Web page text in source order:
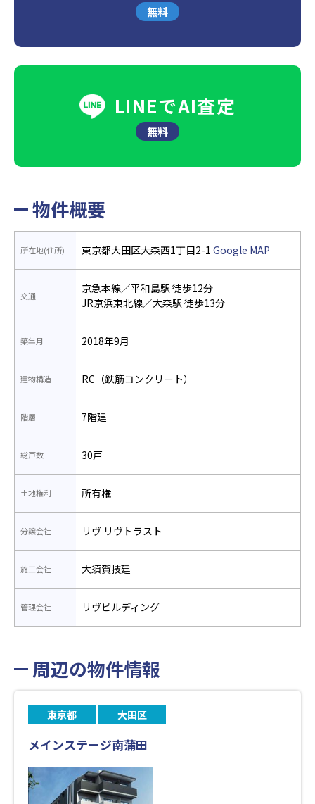
無料
LINEでAI査定
無料
物件概要
所在地(住所) 東京都大田区大森西1丁目2-1 Google MAP
交通
京急本線／平和島駅 徒歩12分
JR京浜東北線／大森駅 徒歩13分
築年月 2018年9月
建物構造 RC（鉄筋コンクリート）
階層 7階建
総戸数 30戸
土地権利 所有権
分譲会社 リヴ リヴトラスト
施工会社 大須賀技建
管理会社 リヴビルディング
周辺の物件情報
東京都 大田区
メインステージ南蒲田